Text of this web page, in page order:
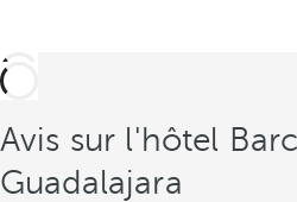
Avis sur l'hôtel
Guadalajara